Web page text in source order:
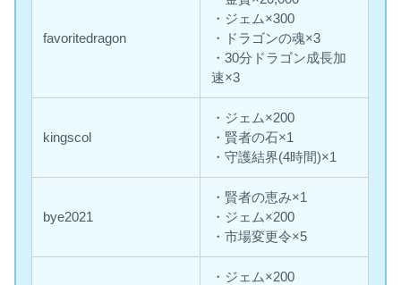
favoritedragon
・ジェム×300
・ドラゴンの魂×3
・30分ドラゴン成長加
速×3
kingscol
・ジェム×200
・賢者の石×1
・守護結界(4時間)×1
bye2021
・賢者の恵み×1
・ジェム×200
・市場変更令×5
・ジェム×200